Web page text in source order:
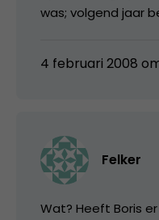
was; volgend jaar
4 februari 2008
Felker
Wat? Heeft Boris